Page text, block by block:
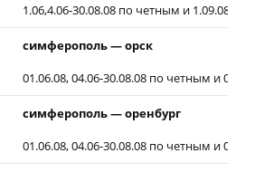
1.06,4.06-30.08.08 по четным и 1.09.08
симферополь — орск
01.06.08, 04.06-30.08.08 по четным и
симферополь — оренбург
01.06.08, 04.06-30.08.08 по четным и